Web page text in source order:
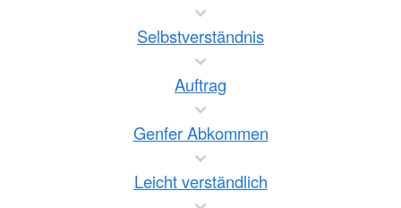
Selbstverständnis
Auftrag
Genfer Abkommen
Leicht verständlich